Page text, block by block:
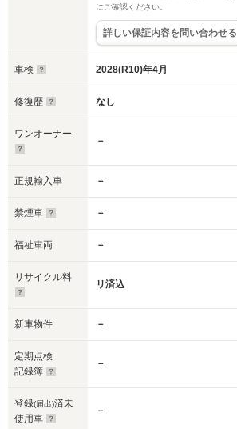
にご確認ください。
詳しい保証内容を問い合わせる
車検 2028(R10)年4月
修復歴 なし
ワンオーナー
－
正規輸入車 －
禁煙車 －
福祉車両 －
リサイクル料
リ済込
新車物件 －
定期点検
記録簿
－
登録(届出)済未
使用車
－